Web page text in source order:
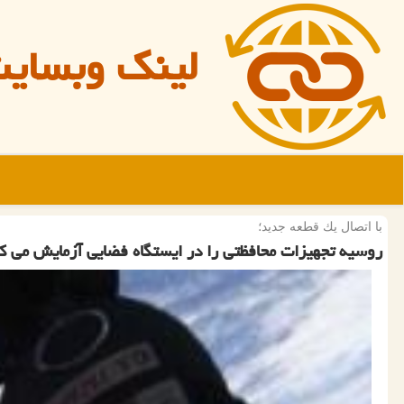
لینک
با اتصال یك قطعه جدید؛
روسیه تجهیزات محافظتی را در ایستگاه فضایی آزمایش می